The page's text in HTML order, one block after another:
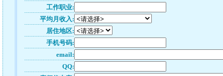
工作职业:
平均月收入:
居住地区:
手机号码:
email:
QQ: